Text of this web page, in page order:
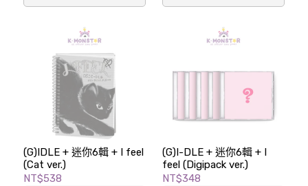
(G)IDLE + 迷你6輯 + I feel
(Cat ver.)
NT$538
(G)I-DLE + 迷你6輯 + I
feel (Digipack ver.)
NT$348